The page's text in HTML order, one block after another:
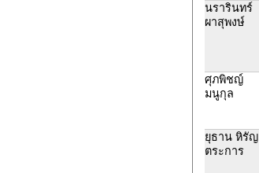
นรารินทร์
ผาสุพงษ์
ศุภพิชญ์
มนูกุล
ยุธาน หิรัญ
ตระการ